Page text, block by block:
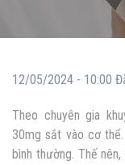
12/05/2024 - 10:00
Theo chuyên gia
30mg sắt vào cơ
bình thường. Thế